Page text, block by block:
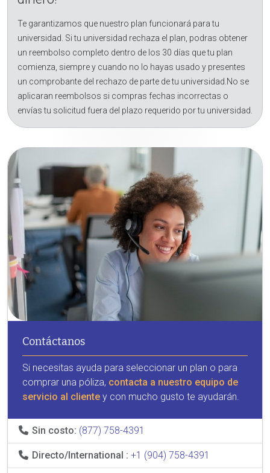
Te garantizamos que nuestro plan funcionará para tu
universidad. Si tu universidad rechaza el plan, podras obtener
un reembolso completo dentro de los 30 días que tu plan
comienza, siempre y cuando no lo hayas usado y presentes
un comprobante del rechazo de parte de tu universidad.No se
aplicaran reembolsos si compras fechas incorrectas o
envías tu solicitud fuera del plazo requerido por tu universidad.
Contáctanos
Si necesitas ayuda para seleccionar un plan o para
comprar una póliza, contacta a nuestro equipo de
servicio al cliente y con mucho gusto te ayudarán.
Sin costo: (877) 758-4391
Directo/International : +1 (904) 758-4391